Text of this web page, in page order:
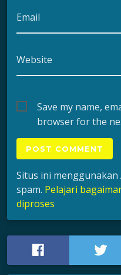
Email
Website
Save my name,
browser for the
Situs ini
spam. Pelajari
diproses